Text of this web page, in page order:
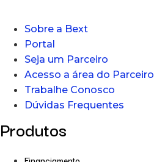
Sobre a Bext
Portal
Seja um Parceiro
Acesso a área do Parceiro
Trabalhe Conosco
Dúvidas Frequentes
Produtos